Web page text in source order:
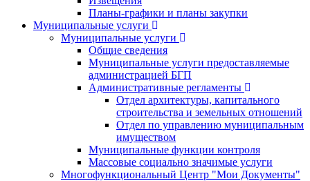
Планы-графики и планы закупки
Муниципальные услуги
Муниципальные услуги
Общие сведения
Муниципальные услуги предоставляемые
администрацией БГП
Административные регламенты
Отдел архитектуры, капитального
строительства и земельных отношений
Отдел по управлению муниципальным
имуществом
Муниципальные функции контроля
Массовые социально значимые услуги
Многофункциональный Центр "Мои Документы"